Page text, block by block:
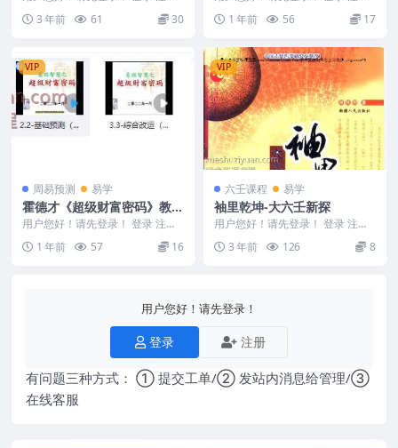
八字课程视频课程教学录音共31集
编号：247...
3 年前 61 30
元极堂《黑通白事大全》21集Y 25
06234...
1 年前 56 17
VIP
周易预测 易学
霍德才《超级财富密码》教学
视频4集，每个视频2-3小时Y
用户您好！请先登录！ 登录 注册
霍德才《超级财富密码》教学视频
4集，每个视频2...
1 年前 57 16
VIP
六壬课程 易学
袖里乾坤-大六壬新探
用户您好！请先登录！ 登录 注册
编号：Y2308-258-15 徐伟刚-袖里
乾...3 年前 126 8
用户您好！请先登录！
登录 注册
有问题三种方式： ① 提交工单/② 发站内消息给管理/③
在线客服